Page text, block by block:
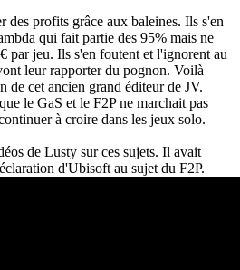
des profits grâce aux baleines. Ils s'en
qui fait partie des 95% mais ne
par jeu. Ils s'en foutent et l'ignorent au
leur rapporter du pognon. Voilà
de cet ancien grand éditeur de JV.
le GaS et le F2P ne marchait pas
à croire dans les jeux solo.
de Lusty sur ces sujets. Il avait
d'Ubisoft au sujet du F2P.